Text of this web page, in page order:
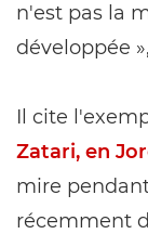
n'est pas la
développée
Il cite
Zatari, en
mire
récemment